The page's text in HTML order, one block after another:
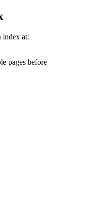
index at:
pages before